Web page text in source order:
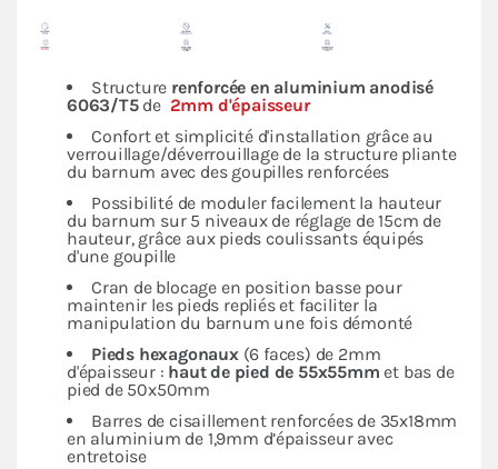
Structure renforcée en aluminium anodisé
6063/T5 de 2mm d'épaisseur
Confort et simplicité d'installation grâce au
verrouillage/déverrouillage de la structure pliante
du barnum avec des goupilles renforcées
Possibilité de moduler facilement la hauteur
du barnum sur 5 niveaux de réglage de 15cm de
hauteur, grâce aux pieds coulissants équipés
d'une goupille
Cran de blocage en position basse pour
maintenir les pieds repliés et faciliter la
manipulation du barnum une fois démonté
Pieds hexagonaux (6 faces) de 2mm
d'épaisseur : haut de pied de 55x55mm et bas de
pied de 50x50mm
Barres de cisaillement renforcées de 35x18mm
en aluminium de 1,9mm d’épaisseur avec
entretoise